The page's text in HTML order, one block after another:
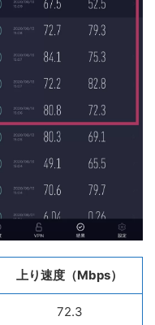
上り速度（Mbps）
72.3